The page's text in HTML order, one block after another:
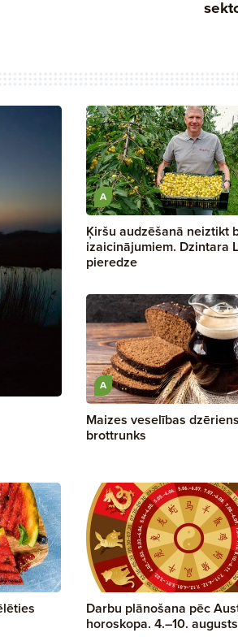
A
Ķiršu audzēšanā neiztikt
izaicinājumiem. Dzintara
pieredze
A
Maizes veselības
brottrunks
Darbu plānošana pēc
horoskopa. 4.–10. augusts